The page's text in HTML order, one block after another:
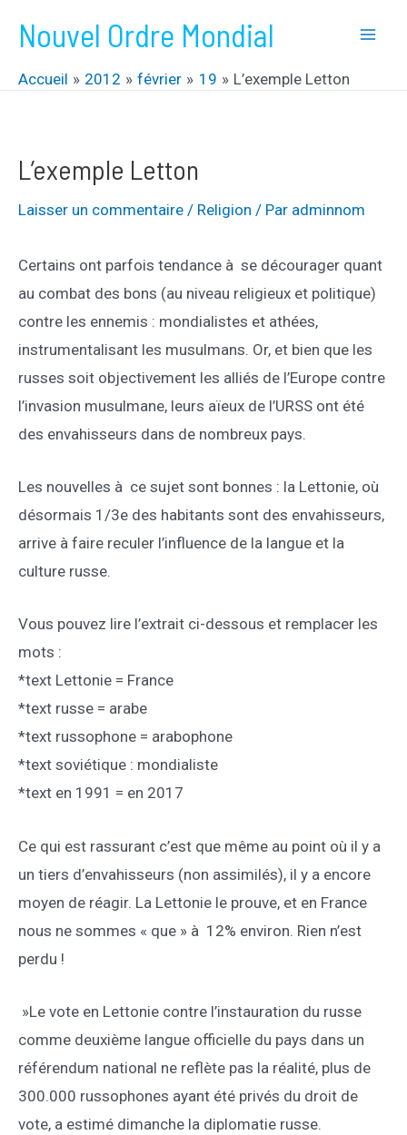
contenu
Nouvel Ordre Mondial
Accueil 2012 février 19 L’exemple Letton
L’exemple Letton
Laisser un commentaire / Religion / Par adminnom
Certains ont parfois tendance à se décourager quant
au combat des bons (au niveau religieux et politique)
contre les ennemis : mondialistes et athées,
instrumentalisant les musulmans. Or, et bien que les
russes soit objectivement les alliés de l’Europe contre
l’invasion musulmane, leurs aïeux de l’URSS ont été
des envahisseurs dans de nombreux pays.
Les nouvelles à ce sujet sont bonnes : la Lettonie, où
désormais 1/3e des habitants sont des envahisseurs,
arrive à faire reculer l’influence de la langue et la
culture russe.
Vous pouvez lire l’extrait ci-dessous et remplacer les
mots :
*text Lettonie = France
*text russe = arabe
*text russophone = arabophone
*text soviétique : mondialiste
*text en 1991 = en 2017
Ce qui est rassurant c’est que même au point où il y a
un tiers d’envahisseurs (non assimilés), il y a encore
moyen de réagir. La Lettonie le prouve, et en France
nous ne sommes « que » à 12% environ. Rien n’est
perdu !
»Le vote en Lettonie contre l’instauration du russe
comme deuxième langue officielle du pays dans un
référendum national ne reflète pas la réalité, plus de
300.000 russophones ayant été privés du droit de
vote, a estimé dimanche la diplomatie russe.